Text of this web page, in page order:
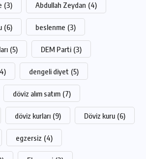
(3) Abdullah Zeydan (4)
(6) beslenme (3)
(5) DEM Parti (3)
dengeli diyet (5)
döviz alım satım (7)
döviz kurları (9) Döviz kuru (6)
egzersiz (4)